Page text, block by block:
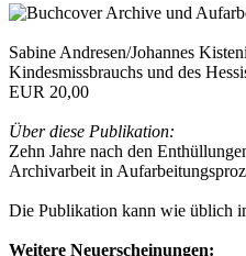
Sabine Andresen/Johannes
Kindesmissbrauchs und des
EUR 20,00
Über diese Publikation:
Zehn Jahre nach den
Archivarbeit in
Die Publikation kann wie üblich
Weitere Neuerscheinungen: